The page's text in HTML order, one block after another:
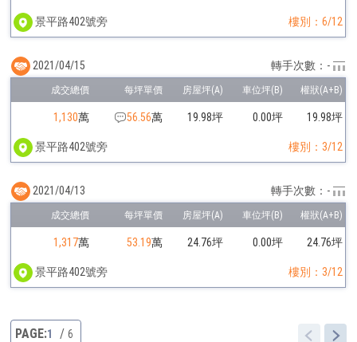
景平路402號旁 樓別：6/12
1,130萬 56.56萬 19.98坪 0.00坪 19.98坪
景平路402號旁 樓別：3/12
2021/04/15 轉手次數：-
1,317萬 53.19萬 24.76坪 0.00坪 24.76坪
景平路402號旁 樓別：3/12
2021/04/13 轉手次數：-
1 6